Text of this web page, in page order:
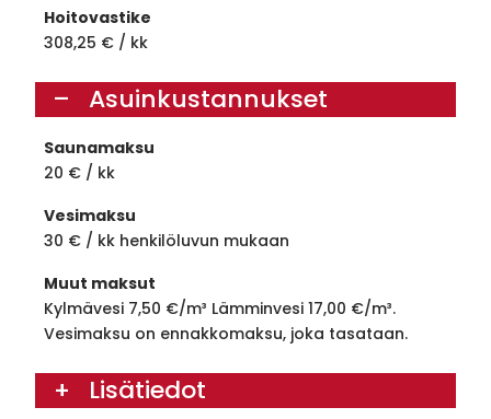
Hoitovastike
308,25 € / kk
Asuinkustannukset
Saunamaksu
20 € / kk
Vesimaksu
30 € / kk henkilöluvun mukaan
Muut maksut
Kylmävesi 7,50 €/m³ Lämminvesi 17,00 €/m³.
Vesimaksu on ennakkomaksu, joka tasataan.
Lisätiedot